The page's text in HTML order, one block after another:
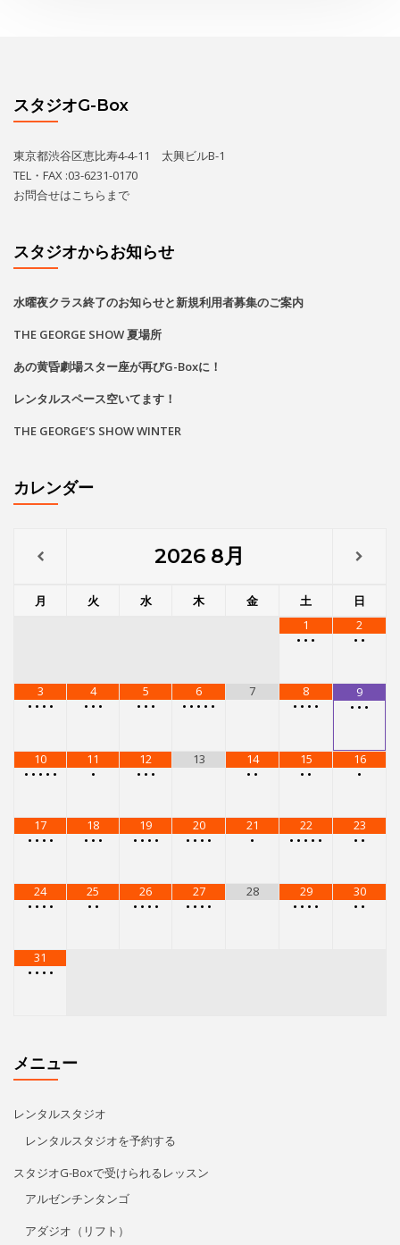
スタジオG-Box
東京都渋谷区恵比寿4-4-11 太興ビルB-1
TEL・FAX :03-6231-0170
お問合せはこちら まで
スタジオからお知らせ
水曜夜クラス終了のお知らせと新規利用者募集のご案内
THE GEORGE SHOW 夏場所
あの黄昏劇場スター座が再びG-Boxに！
レンタルスペース空いてます！
THE GEORGE’S SHOW WINTER
カレンダー
2026 8月
月 火 水 木 金 土
日
1
• • •
2
• •
3
• • • •
4
• • •
5
• • •
6
• • • • •
7
8
• • • •
9
• • •
10
• • • • •
11
•
12
• • •
13
14
• •
15
• •
16
•
17
• • • •
18
• • •
19
• • • •
20
• • • •
21
•
22
• • • • •
23
• •
24
• • • •
25
• •
26
• • • •
27
• • • •
28
29
• • • •
30
• •
31
• • • •
メニュー
レンタルスタジオ
レンタルスタジオを予約する
スタジオG-Boxで受けられるレッスン
アルゼンチンタンゴ
アダジオ（リフト）